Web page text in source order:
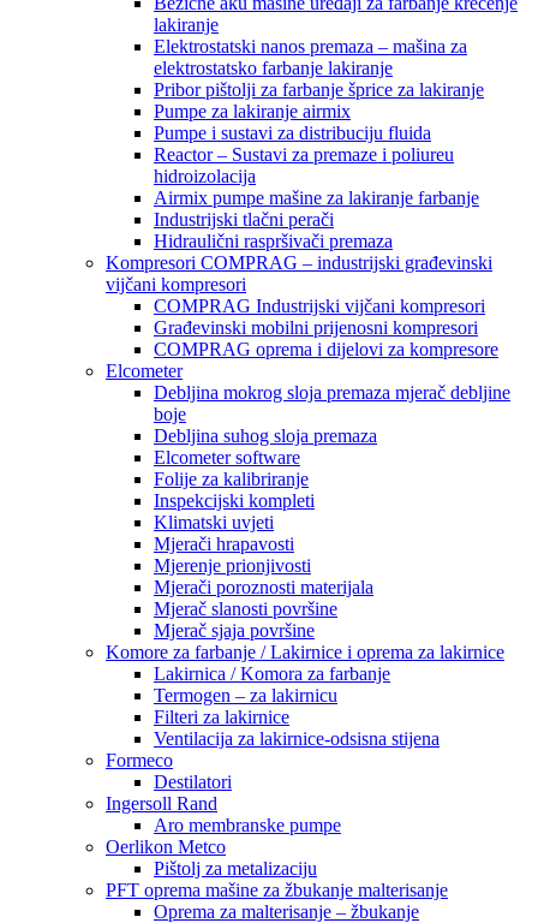
lakiranje
Elektrostatski nanos premaza – mašina za
elektrostatsko farbanje lakiranje
Pribor pištolji za farbanje šprice za lakiranje
Pumpe za lakiranje airmix
Pumpe i sustavi za distribuciju fluida
Reactor – Sustavi za premaze i poliureu
hidroizolacija
Airmix pumpe mašine za lakiranje farbanje
Industrijski tlačni perači
Hidraulični raspršivači premaza
Kompresori COMPRAG – industrijski građevinski
vijčani kompresori
COMPRAG Industrijski vijčani kompresori
Građevinski mobilni prijenosni kompresori
COMPRAG oprema i dijelovi za kompresore
Elcometer
Debljina mokrog sloja premaza mjerač debljine
boje
Debljina suhog sloja premaza
Elcometer software
Folije za kalibriranje
Inspekcijski kompleti
Klimatski uvjeti
Mjerači hrapavosti
Mjerenje prionjivosti
Mjerači poroznosti materijala
Mjerač slanosti površine
Mjerač sjaja površine
Komore za farbanje / Lakirnice i oprema za lakirnice
Lakirnica / Komora za farbanje
Termogen – za lakirnicu
Filteri za lakirnice
Ventilacija za lakirnice-odsisna stijena
Formeco
Destilatori
Ingersoll Rand
Aro membranske pumpe
Oerlikon Metco
Pištolj za metalizaciju
PFT oprema mašine za žbukanje malterisanje
Oprema za malterisanje – žbukanje